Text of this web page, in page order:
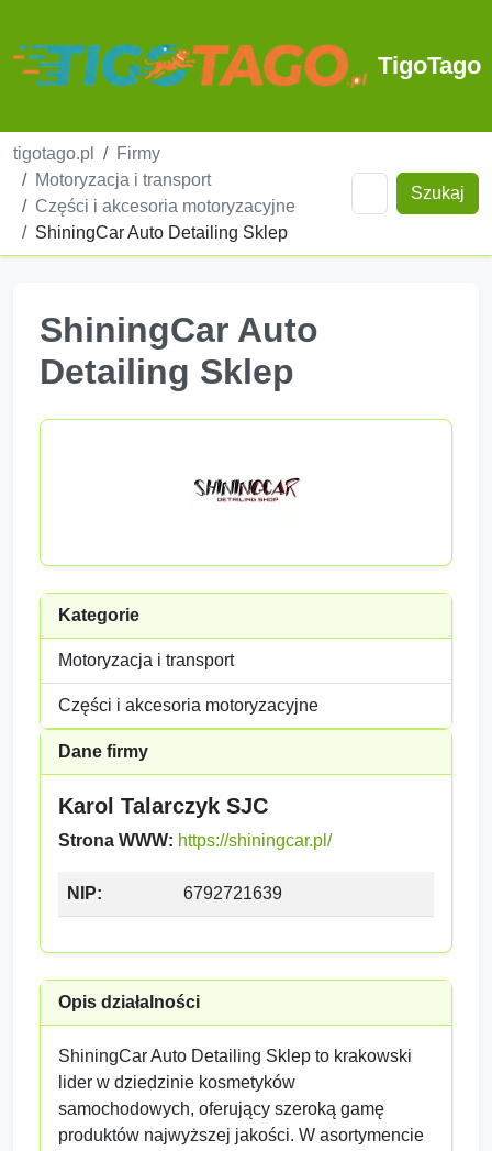
TigoTago
tigotago.pl
Firmy
Motoryzacja i transport
Części i akcesoria motoryzacyjne
ShiningCar Auto Detailing Sklep
Szukaj
ShiningCar Auto
Detailing Sklep
Kategorie
Motoryzacja i transport
Części i akcesoria motoryzacyjne
Dane firmy
Karol Talarczyk SJC
Strona WWW: https://shiningcar.pl/
NIP: 6792721639
Opis działalności
ShiningCar Auto Detailing Sklep to krakowski
lider w dziedzinie kosmetyków
samochodowych, oferujący szeroką gamę
produktów najwyższej jakości. W asortymencie